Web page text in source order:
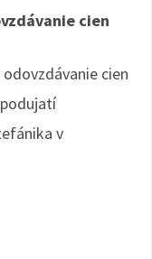
cien
cien
v